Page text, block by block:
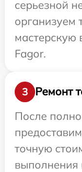
серьезной
организуем
мастерскую
Fagor.
3
Ремонт
После
точную
выполнения